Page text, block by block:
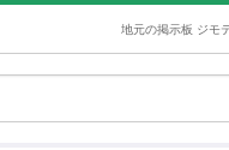
地元の掲示板 ジモ